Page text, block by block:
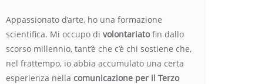
Appassionato d’arte, ho una formazione
scientifica. Mi occupo di volontariatofin dallo
scorso millennio, tant’è che c’è chi sostiene che,
nel frattempo, io abbia accumulato una certa
esperienza nella comunicazione per il Terzo